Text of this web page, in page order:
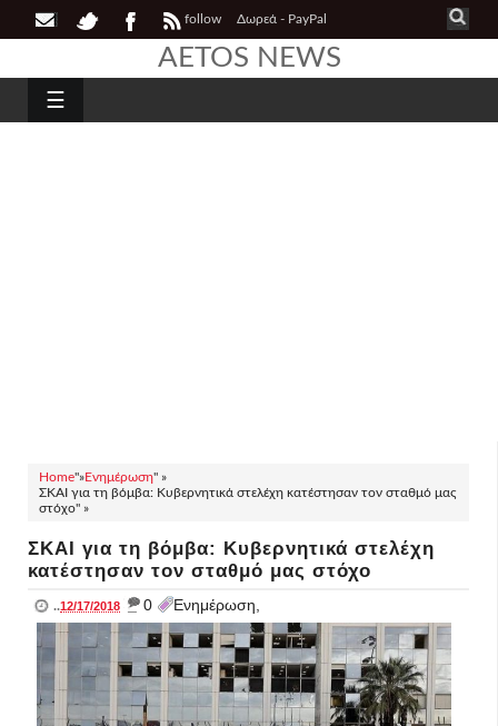
follow Δωρεά - PayPal
AETOS NEWS
☰
Home"»Ενημέρωση" »
ΣΚΑΙ για τη βόμβα: Κυβερνητικά στελέχη κατέστησαν τον σταθμό μας
στόχο" »
ΣΚΑΙ για τη βόμβα: Κυβερνητικά στελέχη
κατέστησαν τον σταθμό μας στόχο
..12/17/2018 _ 0 Ενημέρωση,